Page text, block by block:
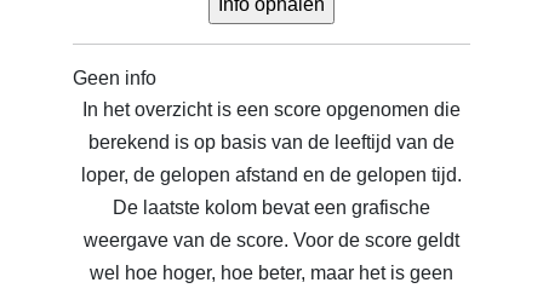
Geen info
In het overzicht is een score opgenomen die
berekend is op basis van de leeftijd van de
loper, de gelopen afstand en de gelopen tijd.
De laatste kolom bevat een grafische
weergave van de score. Voor de score geldt
wel hoe hoger, hoe beter, maar het is geen